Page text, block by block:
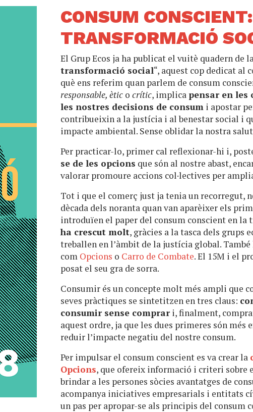
CONSUM
TRANSFORMACIÓ
El Grup Ecos ja ha publicat el vuitè quadern de
transformació social“, aquest cop dedicat al
què ens referim quan parlem de consum
responsable, ètic ocrític, implica pensar en les
les nostres decisions de consum i apostar
contribueixin a la justícia i al benestar social i
impacte ambiental. Sense oblidar la nostra
Per practicar-lo, primer cal reflexionar-hi i,
se de les opcions que són al nostre abast,
valorar promoure accions col·lectives per
Tot i que el comerç just ja tenia un recorregut,
dècada dels noranta quan van aparèixer els
introduïen el paper del consum conscient en la
ha crescut molt, gràcies a la tasca dels grups
treballen en l’àmbit de la justícia global.
com Opcions o Carro de Combate. El 15M i el
posat el seu gra de sorra.
Consumir és un concepte molt més ampli que
seves pràctiques se sintetitzen en tres claus:
consumir sense comprari, finalment,
aquest ordre, ja que les dues primeres són més
reduir l’impacte negatiu del nostre consum.
Per impulsar el consum conscient es va crear la
Opcions, que ofereix informació i criteri sobre
brindar a les persones sòcies avantatges de
acompanya iniciatives empresarials i entitats
un pas per apropar-se als principis del consum